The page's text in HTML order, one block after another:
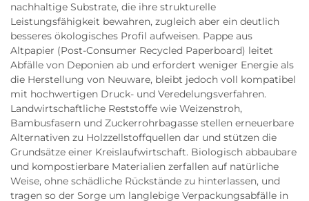
nachhaltige Substrate, die ihre strukturelle
Leistungsfähigkeit bewahren, zugleich aber ein deutlich
besseres ökologisches Profil aufweisen. Pappe aus
Altpapier (Post-Consumer Recycled Paperboard) leitet
Abfälle von Deponien ab und erfordert weniger Energie als
die Herstellung von Neuware, bleibt jedoch voll kompatibel
mit hochwertigen Druck- und Veredelungsverfahren.
Landwirtschaftliche Reststoffe wie Weizenstroh,
Bambusfasern und Zuckerrohrbagasse stellen erneuerbare
Alternativen zu Holzzellstoffquellen dar und stützen die
Grundsätze einer Kreislaufwirtschaft. Biologisch abbaubare
und kompostierbare Materialien zerfallen auf natürliche
Weise, ohne schädliche Rückstände zu hinterlassen, und
tragen so der Sorge um langlebige Verpackungsabfälle in